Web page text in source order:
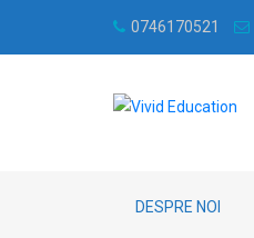
0746170521
DESPRE NOI